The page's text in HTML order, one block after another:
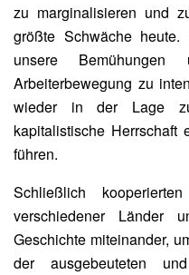
zu marginalisieren und
größte Schwäche
unsere
Arbeiterbewegung zu
wieder in der Lage
kapitalistische
führen.
Schließlich
verschiedener Länder
Geschichte miteinander,
der ausgebeuteten